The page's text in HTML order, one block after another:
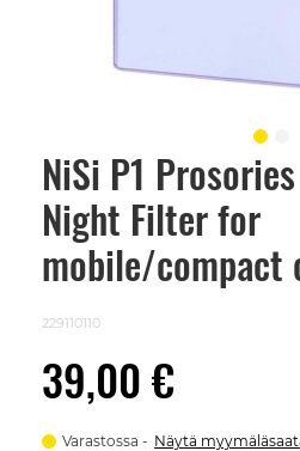
NiSi P1
Night Filter for
mobile/compact
229110110
39,00 €
Varastossa Näytä
Skip
beginning
images